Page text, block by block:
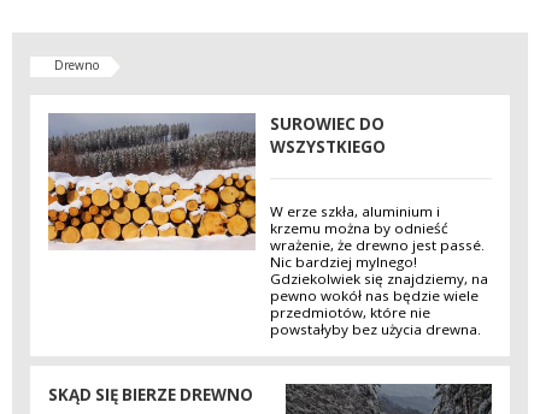
Drewno
SUROWIEC DO
WSZYSTKIEGO
W erze szkła, aluminium i
krzemu można by odnieść
wrażenie, że drewno jest passé.
Nic bardziej mylnego!
Gdziekolwiek się znajdziemy, na
pewno wokół nas będzie wiele
przedmiotów, które nie
powstałyby bez użycia drewna.
SKĄD SIĘ BIERZE DREWNO